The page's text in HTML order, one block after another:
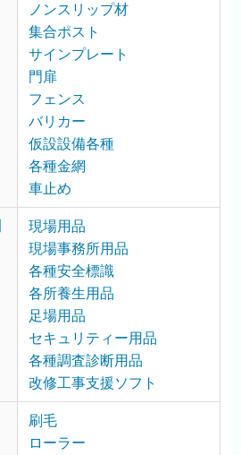
ノンスリップ材
集合ポスト
サインプレート
門扉
フェンス
バリカー
仮設設備各種
各種金網
車止め
現場用品
現場事務所用品
各種安全標識
各所養生用品
足場用品
セキュリティー用品
各種調査診断用品
改修工事支援ソフト
刷毛
ローラー